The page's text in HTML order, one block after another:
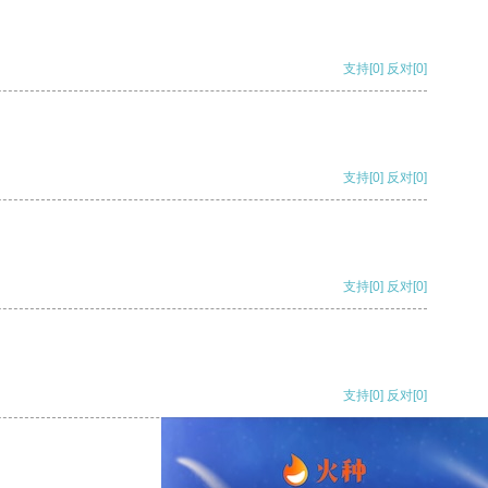
支持[0] 反对[0]
支持[0] 反对[0]
支持[0] 反对[0]
支持[0] 反对[0]